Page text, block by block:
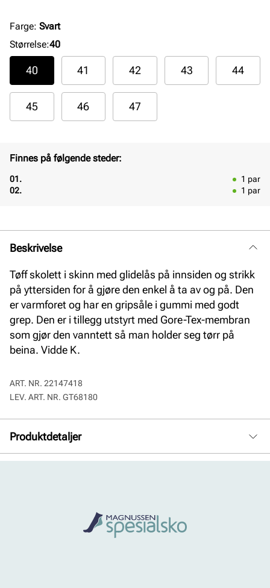
beina. Vidde K.
Farge: Svart
Størrelse:40
40 41 42 43 44
45 46 47
Finnes på følgende steder:
01. 1 par
02.
1 par
Beskrivelse
Tøff skolett i skinn med glidelås på innsiden og strikk
på yttersiden for å gjøre den enkel å ta av og på. Den
er varmforet og har en gripsåle i gummi med godt
grep. Den er i tillegg utstyrt med Gore-Tex-membran
som gjør den vanntett så man holder seg tørr på
beina. Vidde K.
ART. NR. 22147418
LEV. ART. NR. GT68180
Produktdetaljer
Membran:Goretex